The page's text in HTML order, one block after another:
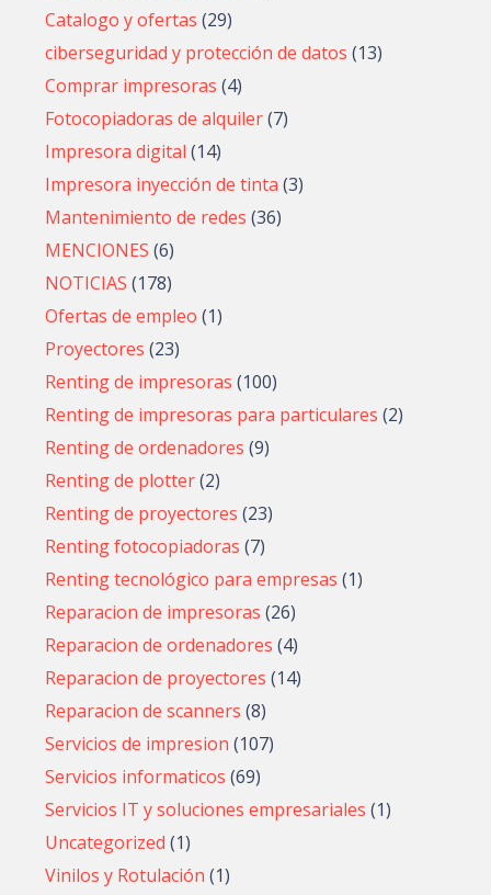
Catalogo y ofertas (29)
ciberseguridad y protección de datos (13)
Comprar impresoras (4)
Fotocopiadoras de alquiler(7)
Impresora digital (14)
Impresora inyección de tinta (3)
Mantenimiento de redes (36)
MENCIONES (6)
NOTICIAS (178)
Ofertas de empleo (1)
Proyectores (23)
Renting de impresoras (100)
Renting de impresoras para particulares (2)
Renting de ordenadores (9)
Renting de plotter(2)
Renting de proyectores (23)
Renting fotocopiadoras (7)
Renting tecnológico para empresas (1)
Reparacion de impresoras (26)
Reparacion de ordenadores (4)
Reparacion de proyectores (14)
Reparacion de scanners (8)
Servicios de impresion (107)
Servicios informaticos (69)
Servicios IT y soluciones empresariales (1)
Uncategorized (1)
Vinilos y Rotulación (1)